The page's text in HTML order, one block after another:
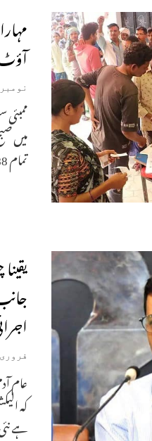
آؤٹ
نومبر 20, 2024
تمام 288 اسمبلی حلقوں میں
فروری 9, 2020
عام
کہ
ہے